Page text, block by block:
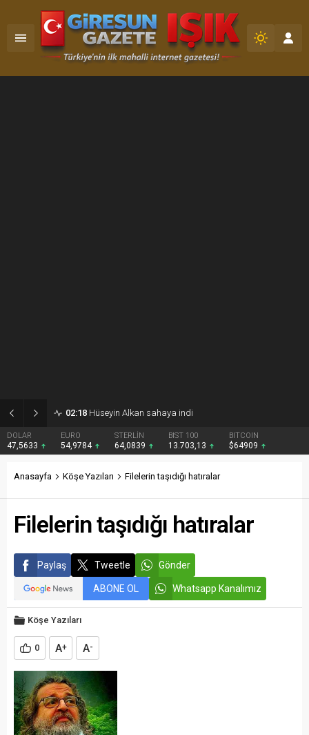
02:18 Hüseyin Alkan sahaya indi
DOLAR
47,5633
EURO
54,9784
STERLİN
64,0839
BIST 100
13.703,13
BITCOIN
$64909
Anasayfa Köşe Yazıları Filelerin taşıdığı hatıralar
Filelerin taşıdığı hatıralar
Paylaş Tweetle Gönder
ABONE OL Whatsapp Kanalımız
Köşe Yazıları
0 A+ A-